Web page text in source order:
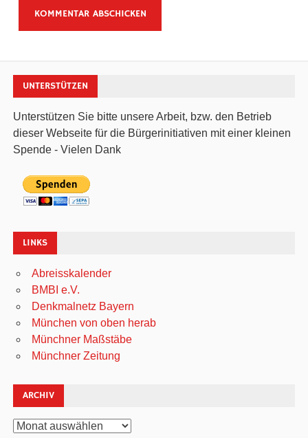
UNTERSTÜTZEN
Unterstützen Sie bitte unsere Arbeit, bzw. den Betrieb
dieser Webseite für die Bürgerinitiativen mit einer kleinen
Spende - Vielen Dank
LINKS
Abreisskalender
BMBI e.V.
Denkmalnetz Bayern
München von oben herab
Münchner Maßstäbe
Münchner Zeitung
ARCHIV
Archiv